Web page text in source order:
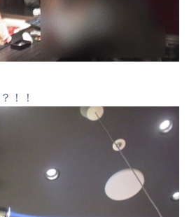
！！